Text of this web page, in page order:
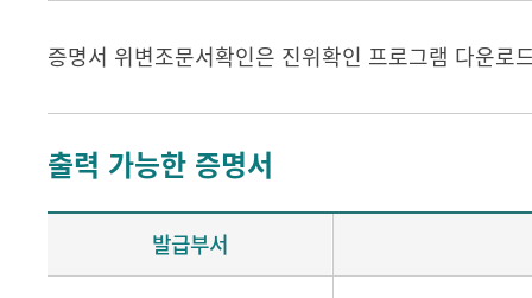
증명서 위변조문서확인은 진위확인 프로그램 다운로
출력 가능한 증명서
발급부서